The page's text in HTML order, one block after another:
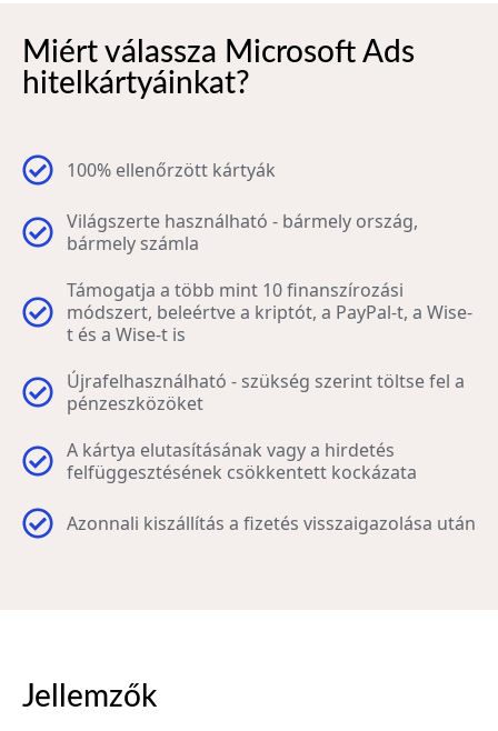
Miért válassza Microsoft Ads
hitelkártyáinkat?
100% ellenőrzött kártyák
Világszerte használható - bármely ország,
bármely számla
Támogatja a több mint 10 finanszírozási
módszert, beleértve a kriptót, a PayPal-t, a Wise-
t és a Wise-t is
Újrafelhasználható - szükség szerint töltse fel a
pénzeszközöket
A kártya elutasításának vagy a hirdetés
felfüggesztésének csökkentett kockázata
Azonnali kiszállítás a fizetés visszaigazolása után
Jellemzők